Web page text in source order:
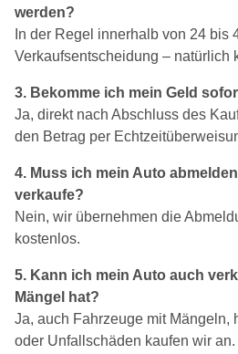
werden?
In der Regel innerhalb von 24 bis
Verkaufsentscheidung – natürlich
3. Bekomme ich mein Geld
Ja, direkt nach Abschluss des
den Betrag per
4. Muss ich mein Auto
verkaufe?
Nein, wir übernehmen die
kostenlos.
5. Kann ich mein Auto auch
Mängel hat?
Ja, auch Fahrzeuge mit Mängeln,
oder Unfallschäden kaufen wir